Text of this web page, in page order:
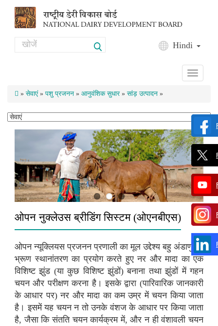
Search Hindi
Toggle
» सेवाएं» पशु प्रजनन » आनुवंशिक सुधार» सांड़ उत्पादन »
ओपन नुक्लेउस ब्रीडिंग सिस्टम (ओएनबीएस)
ओपन न्यूक्लियस प्रजनन प्रणाली का मूल उद्देश्य बहु अंडाणु एवं
भ्रूण स्थानांतरण का प्रयोग करते हुए नर और मादा का एक
विशिष्ट झुंड (या कुछ विशिष्ट झुंडों) बनाना तथा झुंडों में गहन
चयन और परीक्षण करना है। इसके द्वारा (पारिवारिक जानकारी
के आधार पर) नर और मादा का कम उम्र में चयन किया जाता
है। इसमें यह चयन न तो उनके वंशज के आधार पर किया जाता
है, जैसा कि संतति चयन कार्यक्रम में, और न ही वंशावली चयन